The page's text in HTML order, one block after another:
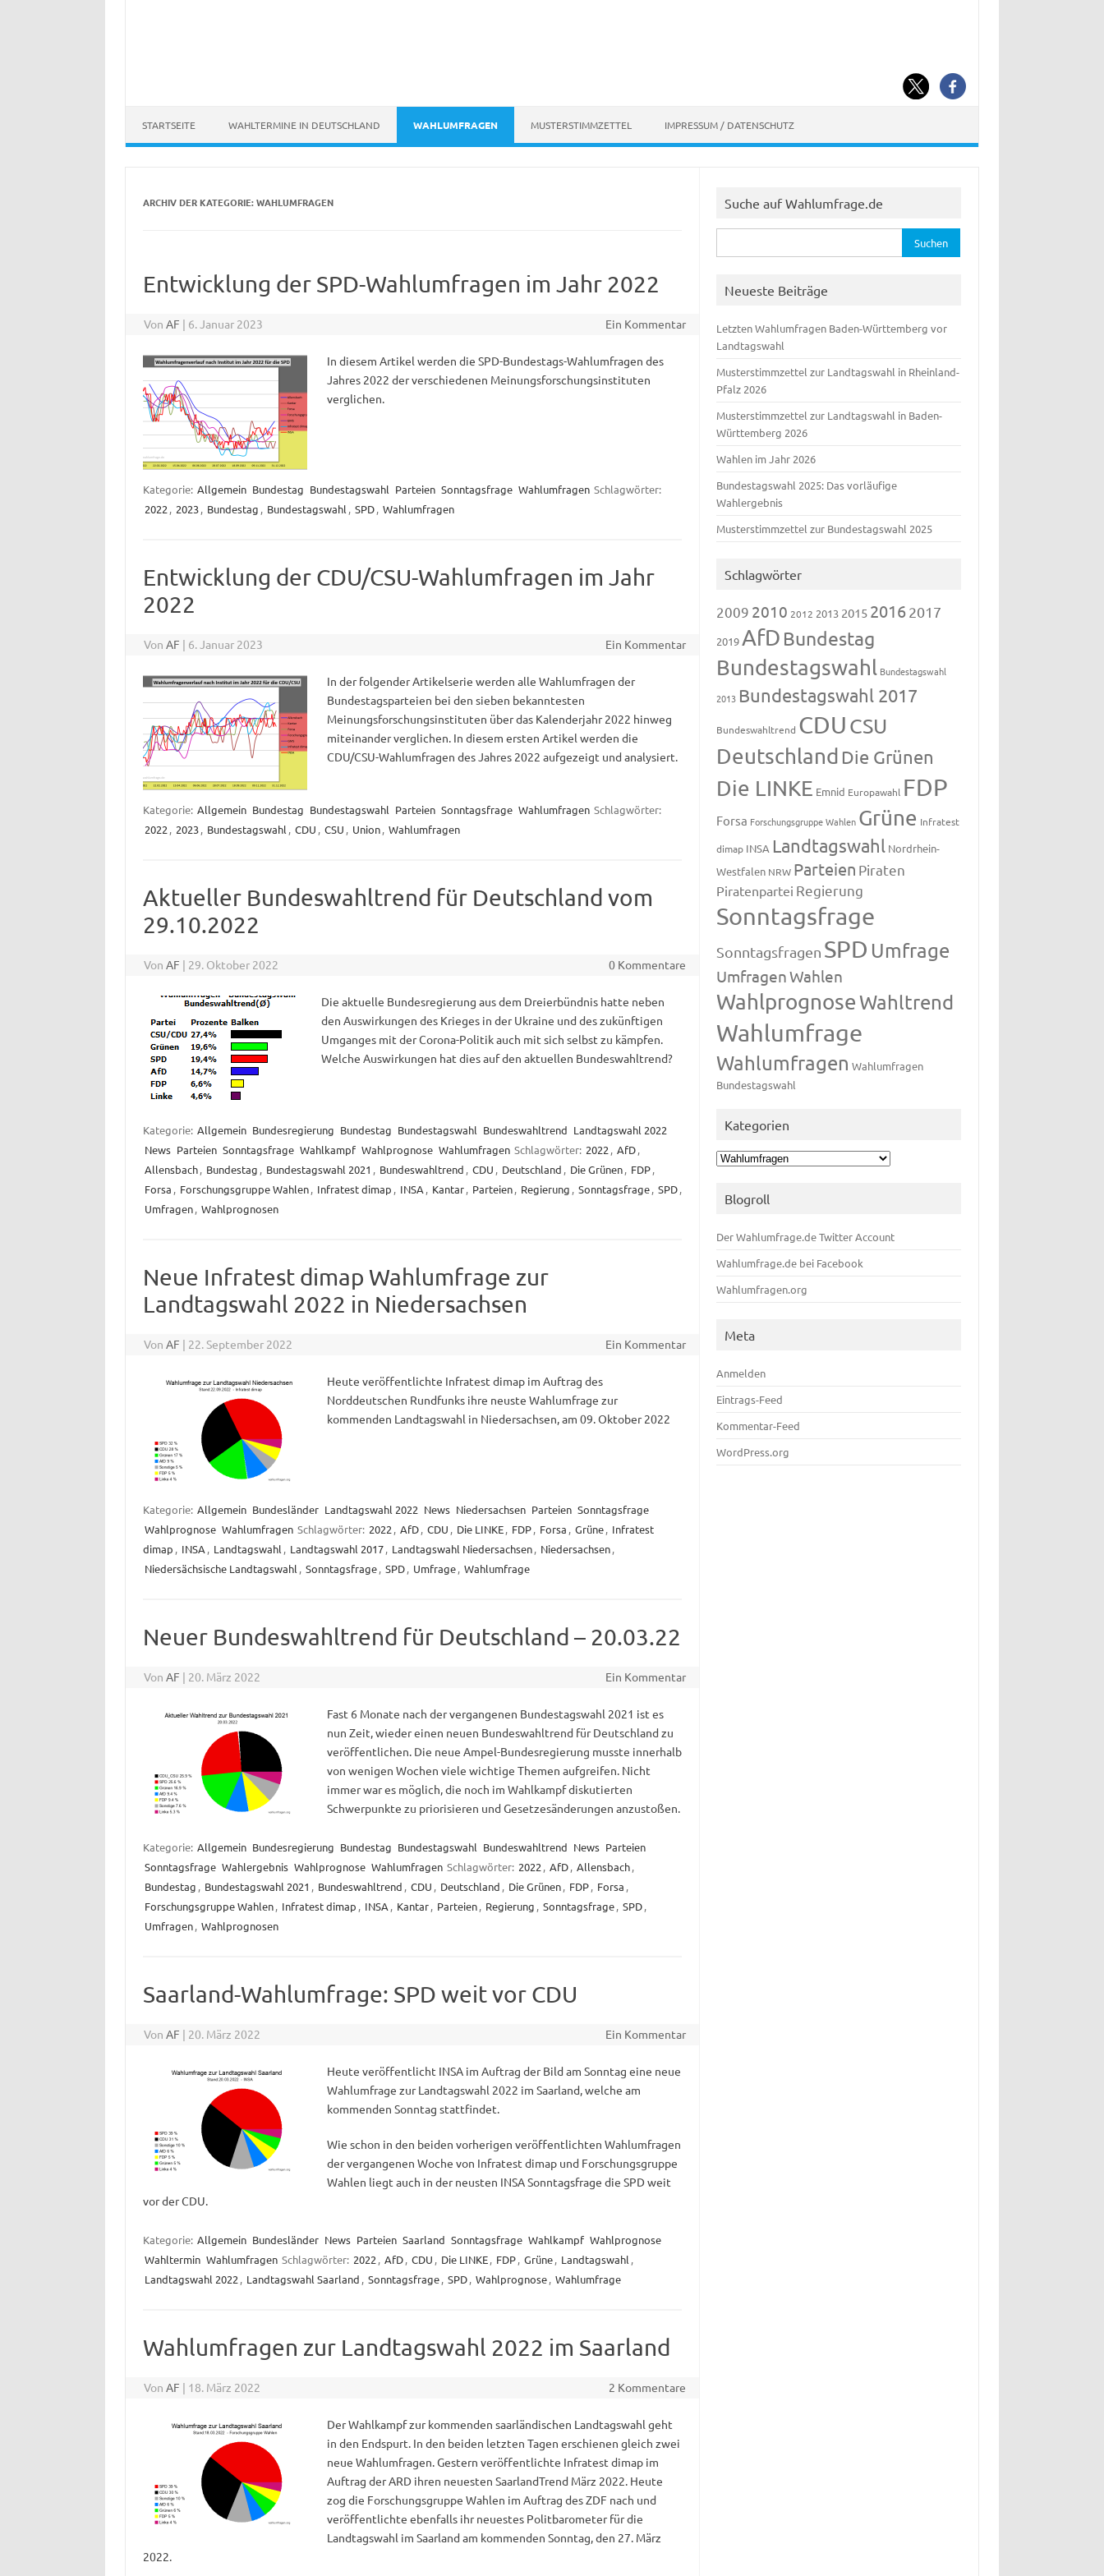
STARTSEITE WAHLTERMINE IN DEUTSCHLAND WAHLUMFRAGEN MUSTERSTIMMZETTEL IMPRESSUM / DATENSCHUTZ
ARCHIV DER KATEGORIE:WAHLUMFRAGEN
Entwicklung der SPD-Wahlumfragen im Jahr 2022
VonAF | 6. Januar 2023 Ein Kommentar
In diesem Artikel werden die SPD-Bundestags-Wahlumfragen des
Jahres 2022 der verschiedenen Meinungsforschungsinstituten
verglichen.
Kategorie: Allgemein Bundestag Bundestagswahl Parteien Sonntagsfrage Wahlumfragen Schlagwörter:
2022 , 2023, Bundestag , Bundestagswahl , SPD, Wahlumfragen
Entwicklung der CDU/CSU-Wahlumfragen im Jahr
2022
VonAF | 6. Januar 2023 Ein Kommentar
In der folgender Artikelserie werden alle Wahlumfragen der
Bundestagsparteien bei den sieben bekanntesten
Meinungsforschungsinstituten über das Kalenderjahr 2022 hinweg
miteinander verglichen. In diesem ersten Artikel werden die
CDU/CSU-Wahlumfragen des Jahres 2022 aufgezeigt und analysiert.
Kategorie: Allgemein Bundestag Bundestagswahl Parteien Sonntagsfrage Wahlumfragen Schlagwörter:
2022 , 2023, Bundestagswahl , CDU , CSU , Union, Wahlumfragen
Aktueller Bundeswahltrend für Deutschland vom
29.10.2022
VonAF | 29. Oktober 2022 0 Kommentare
Die aktuelle Bundesregierung aus dem Dreierbündnis hatte neben
den Auswirkungen des Krieges in der Ukraine und des zukünftigen
Umganges mit der Corona-Politik auch mit sich selbst zu kämpfen.
Welche Auswirkungen hat dies auf den aktuellen Bundeswahltrend?
Kategorie: Allgemein Bundesregierung Bundestag Bundestagswahl Bundeswahltrend Landtagswahl 2022
News Parteien Sonntagsfrage Wahlkampf Wahlprognose Wahlumfragen Schlagwörter: 2022 , AfD,
Allensbach, Bundestag , Bundestagswahl 2021 , Bundeswahltrend , CDU , Deutschland , Die Grünen, FDP,
Forsa , Forschungsgruppe Wahlen, Infratest dimap , INSA , Kantar, Parteien, Regierung , Sonntagsfrage, SPD,
Umfragen, Wahlprognosen
Neue Infratest dimap Wahlumfrage zur
Landtagswahl 2022 in Niedersachsen
VonAF | 22. September 2022 Ein Kommentar
Heute veröffentlichte Infratest dimap im Auftrag des
Norddeutschen Rundfunks ihre neuste Wahlumfrage zur
kommenden Landtagswahl in Niedersachsen, am 09. Oktober 2022
Kategorie: Allgemein Bundesländer Landtagswahl 2022 News Niedersachsen Parteien Sonntagsfrage
Wahlprognose Wahlumfragen Schlagwörter: 2022 , AfD, CDU , Die LINKE, FDP, Forsa , Grüne, Infratest
dimap , INSA , Landtagswahl , Landtagswahl 2017, Landtagswahl Niedersachsen, Niedersachsen,
Niedersächsische Landtagswahl , Sonntagsfrage, SPD, Umfrage, Wahlumfrage
Neuer Bundeswahltrend für Deutschland – 20.03.22
VonAF | 20. März 2022 Ein Kommentar
Fast 6 Monate nach der vergangenen Bundestagswahl 2021 ist es
nun Zeit, wieder einen neuen Bundeswahltrend für Deutschland zu
veröffentlichen. Die neue Ampel-Bundesregierung musste innerhalb
von wenigen Wochen viele wichtige Themen aufgreifen. Nicht
immer war es möglich, die noch im Wahlkampf diskutierten
Schwerpunkte zu priorisieren und Gesetzesänderungen anzustoßen.
Kategorie: Allgemein Bundesregierung Bundestag Bundestagswahl Bundeswahltrend News Parteien
Sonntagsfrage Wahlergebnis Wahlprognose Wahlumfragen Schlagwörter: 2022 , AfD, Allensbach,
Bundestag , Bundestagswahl 2021 , Bundeswahltrend , CDU , Deutschland , Die Grünen, FDP, Forsa ,
Forschungsgruppe Wahlen, Infratest dimap , INSA , Kantar, Parteien, Regierung , Sonntagsfrage, SPD,
Umfragen, Wahlprognosen
Saarland-Wahlumfrage: SPD weit vor CDU
VonAF | 20. März 2022 Ein Kommentar
Heute veröffentlicht INSA im Auftrag der Bild am Sonntag eine neue
Wahlumfrage zur Landtagswahl 2022 im Saarland, welche am
kommenden Sonntag stattfindet.
Wie schon in den beiden vorherigen veröffentlichten Wahlumfragen
der vergangenen Woche von Infratest dimap und Forschungsgruppe
Wahlen liegt auch in der neusten INSA Sonntagsfrage die SPD weit
vor der CDU.
Kategorie: Allgemein Bundesländer News Parteien Saarland Sonntagsfrage Wahlkampf Wahlprognose
Wahltermin Wahlumfragen Schlagwörter: 2022 , AfD, CDU , Die LINKE, FDP, Grüne, Landtagswahl ,
Landtagswahl 2022 , Landtagswahl Saarland , Sonntagsfrage, SPD, Wahlprognose, Wahlumfrage
Wahlumfragen zur Landtagswahl 2022 im Saarland
VonAF | 18. März 2022 2 Kommentare
Der Wahlkampf zur kommenden saarländischen Landtagswahl geht
in den Endspurt. In den beiden letzten Tagen erschienen gleich zwei
neue Wahlumfragen. Gestern veröffentlichte Infratest dimap im
Auftrag der ARD ihren neuesten SaarlandTrend März 2022. Heute
zog die Forschungsgruppe Wahlen im Auftrag des ZDF nach und
veröffentlichte ebenfalls ihr neuestes Politbarometer für die
Landtagswahl im Saarland am kommenden Sonntag, den 27. März
2022.
Suche auf Wahlumfrage.de
nach:
Neueste Beiträge
Letzten Wahlumfragen Baden-Württemberg vor
Landtagswahl
Musterstimmzettel zur Landtagswahl in Rheinland-
Pfalz 2026
Musterstimmzettel zur Landtagswahl in Baden-
Württemberg 2026
Wahlen im Jahr 2026
Bundestagswahl 2025: Das vorläufige
Wahlergebnis
Musterstimmzettel zur Bundestagswahl 2025
Schlagwörter
2009 2010 2012 2013 2015 20162017
2019AfD Bundestag
Bundestagswahl Bundestagswahl
2013 Bundestagswahl 2017
Bundeswahltrend CDUCSU
Deutschland Die Grünen
Die LINKE Emnid Europawahl FDP
Forsa Forschungsgruppe Wahlen Grüne Infratest
dimap INSA Landtagswahl Nordrhein-
Westfalen NRW Parteien Piraten
Piratenpartei Regierung
Sonntagsfrage
Sonntagsfragen SPD Umfrage
UmfragenWahlen
WahlprognoseWahltrend
Wahlumfrage
Wahlumfragen Wahlumfragen
Bundestagswahl
Kategorien
Kategorien
Blogroll
Der Wahlumfrage.de Twitter Account
Wahlumfrage.de bei Facebook
Wahlumfragen.org
Meta
Anmelden
Eintrags-Feed
Kommentar-Feed
WordPress.org